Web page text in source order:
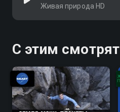
Живая природа HD
С этим смотрят